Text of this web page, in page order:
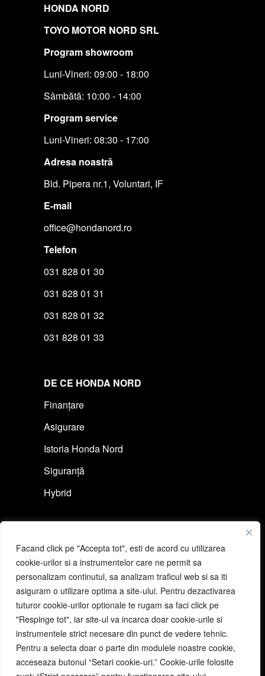
Facand click pe "Accepta tot", esti de acord cu utilizarea
cookie-urilor si a instrumentelor care ne permit sa
personalizam continutul, sa analizam traficul web si sa iti
asiguram o utilizare optima a site-ului. Pentru dezactivarea
tuturor cookie-urilor optionale te rugam sa faci click pe
"Respinge tot", iar site-ul va incarca doar cookie-urile si
instrumentele strict necesare din punct de vedere tehnic.
Pentru a selecta doar o parte din modulele noastre cookie,
acceseaza butonul “Setari cookie-uri.” Cookie-urile folosite
HONDA NORD
TOYO MOTOR NORD SRL
Program showroom
Luni-Vineri: 09:00 - 18:00
Sâmbătă: 10:00 - 14:00
Program service
Luni-Vineri: 08:30 - 17:00
Adresa noastră
Bld. Pipera nr.1, Voluntari, IF
E-mail
office@hondanord.ro
Telefon
031 828 01 30
031 828 01 31
031 828 01 32
031 828 01 33
DE CE HONDA NORD
Finanțare
Asigurare
Istoria Honda Nord
Siguranță
Hybrid
Cere ofertă auto
Programeză un test drive
Cere ofertă moto
Programeză un test ride
Link-uri utile